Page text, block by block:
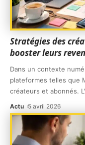
Stratégies des
booster leurs
Dans un contexte
plateformes telles que
créateurs et abonnés.
Actu 5 avril 2026